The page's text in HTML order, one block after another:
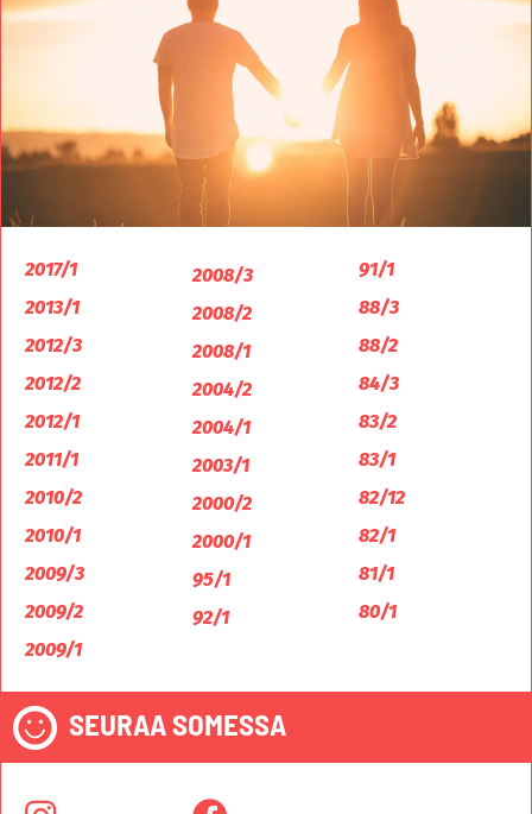
2017/1
2013/1
2012/3
2012/2
2012/1
2011/1
2010/2
2010/1
2009/3
2009/2
2009/1
2008/3
2008/2
2008/1
2004/2
2004/1
2003/1
2000/2
2000/1
95/1
92/1
91/1
88/3
88/2
84/3
83/2
83/1
82/12
82/1
81/1
80/1
SEURAA SOMESSA